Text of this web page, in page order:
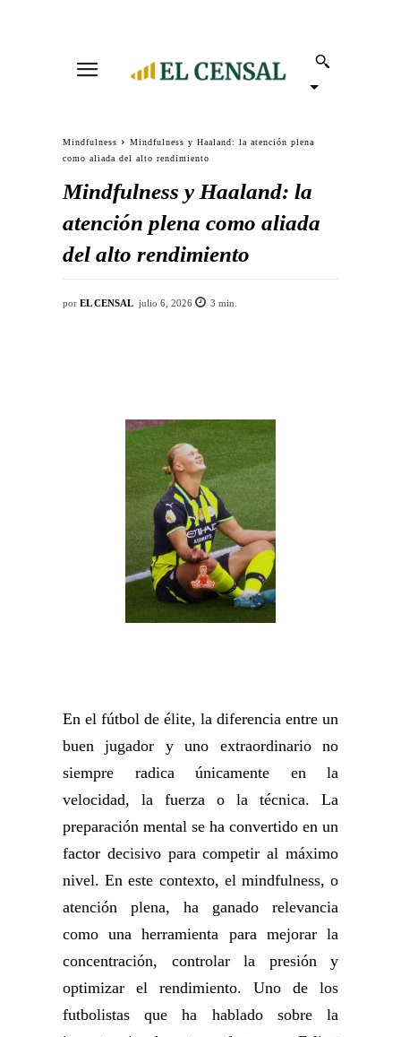
Mindfulness
Mindfulness y Haaland: la atención plena
como aliada del alto rendimiento
Mindfulness y Haaland: la
atención plena como aliada
del alto rendimiento
por EL CENSAL julio 6, 2026 3 min.
En el fútbol de élite, la diferencia entre un
buen jugador y uno extraordinario no
siempre radica únicamente en la
velocidad, la fuerza o la técnica. La
preparación mental se ha convertido en un
factor decisivo para competir al máximo
nivel. En este contexto, el mindfulness, o
atención plena, ha ganado relevancia
como una herramienta para mejorar la
concentración, controlar la presión y
optimizar el rendimiento. Uno de los
futbolistas que ha hablado sobre la